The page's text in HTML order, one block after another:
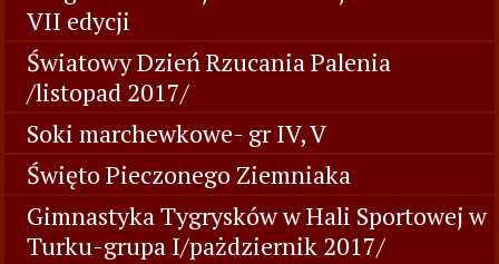
VII edycji
Światowy Dzień Rzucania Palenia
/listopad 2017/
Soki marchewkowe- gr IV, V
Święto Pieczonego Ziemniaka
Gimnastyka Tygrysków w Hali Sportowej w
Turku-grupa I/pażdziernik 2017/